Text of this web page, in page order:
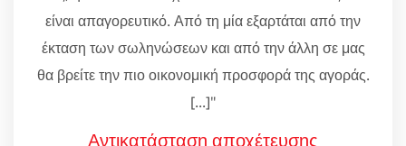
είναι απαγορευτικό. Από τη μία εξαρτάται από την
έκταση των σωληνώσεων και από την άλλη σε μας
θα βρείτε την πιο οικονομική προσφορά της αγοράς.
[...]"
Αντικατάσταση αποχέτευσης